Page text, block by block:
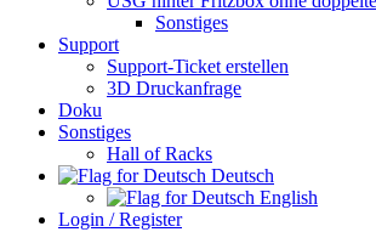
Sonstiges
Support
Support-Ticket erstellen
3D Druckanfrage
Doku
Sonstiges
Hall of Racks
Deutsch
English
Login / Register